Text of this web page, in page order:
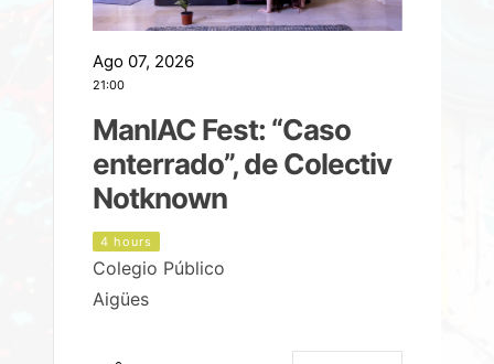
Ago 07, 2026
21:00
ManIAC Fest: “Caso
enterrado”, de Colectiv
Notknown
4 hours
Colegio Público
Aigües